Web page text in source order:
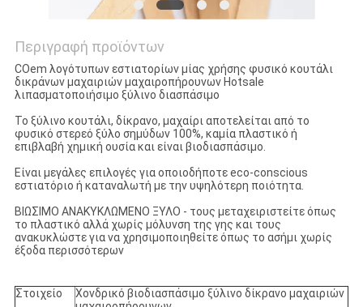
Περιγραφή προϊόντων
COem λογότυπων εστιατορίων μίας χρήσης φυσικό κουτάλι
δικράνων μαχαιριών μαχαιροπήρουνων Hotsale
λιπασματοποιήσιμο ξύλινο διασπάσιμο
Το ξύλινο κουτάλι, δίκρανο, μαχαίρι αποτελείται από το
φυσικό στερεό ξύλο σημύδων 100%, καμία πλαστικό ή
επιβλαβή χημική ουσία και είναι βιοδιασπάσιμο.
Είναι μεγάλες επιλογές για οποιοδήποτε eco-conscious
εστιατόριο ή καταναλωτή με την υψηλότερη ποιότητα.
ΒΙΩΣΙΜΟ ΑΝΑΚΥΚΛΩΜΕΝΟ ΞΥΛΟ - τους μεταχειριστείτε όπως
το πλαστικό αλλά χωρίς μόλυνση της γης και τους
ανακυκλώστε για να χρησιμοποιηθείτε όπως το ασήμι χωρίς
έξοδα περισσότερων
Στοιχείο
Χονδρικό βιοδιασπάσιμο ξύλινο δίκρανο μαχαιριών